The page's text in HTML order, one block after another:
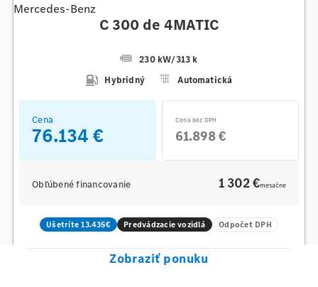
Mercedes-Benz
C 300 de 4MATIC
230 kW/313 k
Hybridný
Automatická
Cena
76.134 €
Cena bez DPH
61.898 €
Obľúbené financovanie 1 302 €mesačne
Ušetríte 13.435€ Predvádzacie vozidlá Odpočet DPH
Zobraziť ponuku